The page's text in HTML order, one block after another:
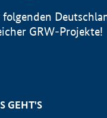
GRW-Projekte!
GEHT'S